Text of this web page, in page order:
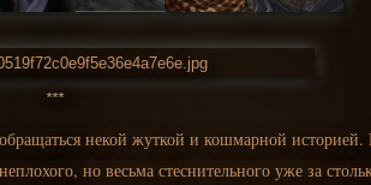
***
некой жуткой и кошмарной
но весьма стеснительного уже за